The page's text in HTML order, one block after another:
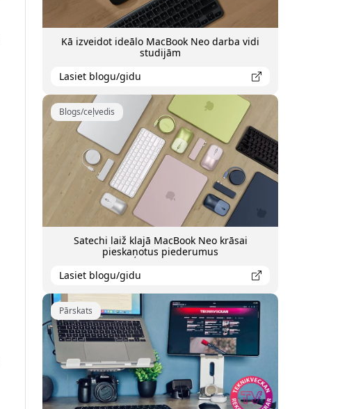
Kā izveidot ideālo MacBook Neo darba vidi
studijām
Lasiet blogu/gidu
Blogs/ceļvedis
Satechi laiž klajā MacBook Neo krāsai
pieskaņotus piederumus
Lasiet blogu/gidu
Pārskats